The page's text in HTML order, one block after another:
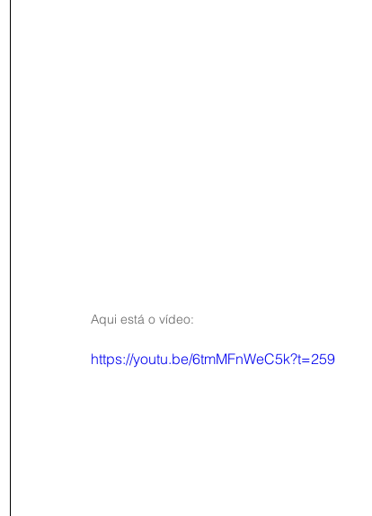
Aqui está o vídeo:
https://youtu.be/6tmMFnWeC5k?t=259